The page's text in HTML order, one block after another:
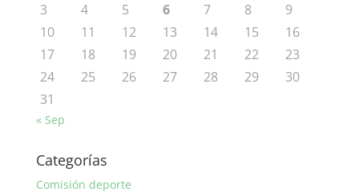
3
4 5 6 7 8
9
10
11 12 13 14 15
16
17
18 19 20 21 22
23
24
25 26 27 28 29
30
31
« Sep
Categorías
Comisión deporte